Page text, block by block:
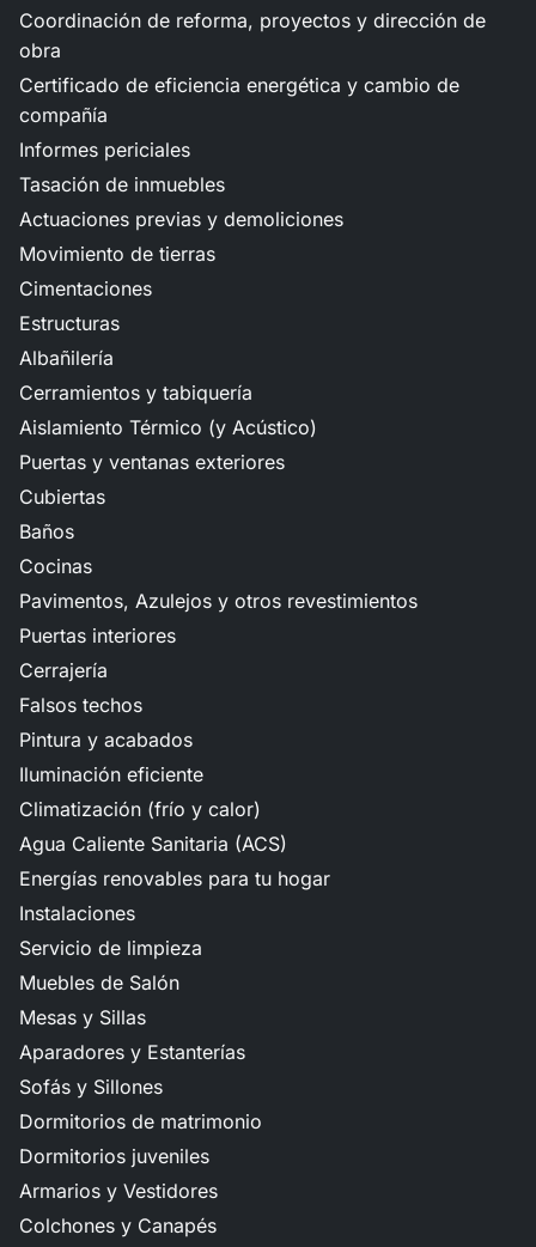
Coordinación de reforma, proyectos y dirección de
obra
Certificado de eficiencia energética y cambio de
compañía
Informes periciales
Tasación de inmuebles
Actuaciones previas y demoliciones
Movimiento de tierras
Cimentaciones
Estructuras
Albañilería
Cerramientos y tabiquería
Aislamiento Térmico (y Acústico)
Puertas y ventanas exteriores
Cubiertas
Baños
Cocinas
Pavimentos, Azulejos y otros revestimientos
Puertas interiores
Cerrajería
Falsos techos
Pintura y acabados
Iluminación eficiente
Climatización (frío y calor)
Agua Caliente Sanitaria (ACS)
Energías renovables para tu hogar
Instalaciones
Servicio de limpieza
Muebles de Salón
Mesas y Sillas
Aparadores y Estanterías
Sofás y Sillones
Dormitorios de matrimonio
Dormitorios juveniles
Armarios y Vestidores
Colchones y Canapés